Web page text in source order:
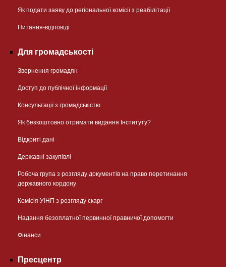
Як подати заяву до регіональної комісії з реабілітації
Питання-відповіді
Для громадськості
Звернення громадян
Доступ до публічної інформації
Консультації з громадськістю
Як безкоштовно отримати видання Інституту?
Відкриті дані
Державні закупівлі
Робоча група з розгляду документів на право перетинання
державного кордону
Комісія УІНП з розгляду скарг
Надання безоплатної первинної правничої допомогти
Фінанси
Пресцентр